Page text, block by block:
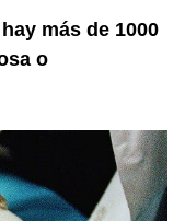
más de 1000
o